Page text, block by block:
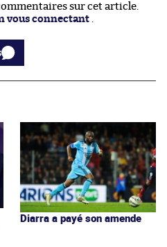
sur cet article.
vous connectant
Diarra a payé son amende